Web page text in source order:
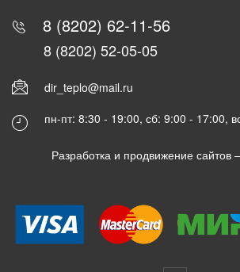
8 (8202) 62-11-56
8 (8202) 52-05-05
dir_teplo@mail.ru
пн-пт: 8:30 - 19:00, сб: 9:00 - 17:00,
Разработка и продвижение сайтов